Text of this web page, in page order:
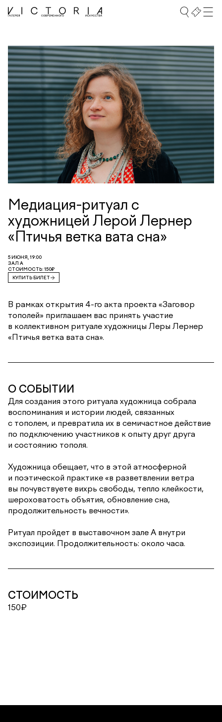
Медиация-ритуал с
художницей Лерой Лернер
«Птичья ветка вата сна»
5 ИЮНЯ, 19:00
ЗАЛ А
СТОИМОСТЬ: 150₽
КУПИТЬ БИЛЕТ
В рамках открытия 4-го акта проекта «Заговор
тополей» приглашаем вас принять участие
в коллективном ритуале художницы Леры Лернер
«Птичья ветка вата сна».
О СОБЫТИИ
Для создания этого ритуала художница собрала
воспоминания и истории людей, связанных
с тополем, и превратила их в семичастное действие
по подключению участников к опыту друг друга
и состоянию тополя.
Художница обещает, что в этой атмосферной
и поэтической практике «в разветвлении ветра
вы почувствуете вихрь свободы, тепло клейкости,
шероховатость объятия, обновление сна,
продолжительность вечности».
Ритуал пройдет в выставочном зале А внутри
экспозиции. Продолжительность: около часа.
СТОИМОСТЬ
150₽